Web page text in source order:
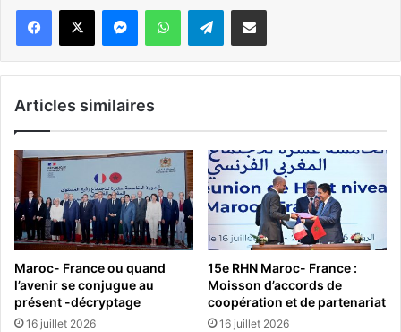
WhatsApp Telegram
Articles similaires
Maroc- France ou quand
l’avenir se conjugue au
présent -décryptage
16 juillet 2026
15e RHN Maroc- France :
Moisson d’accords de
coopération et de partenariat
16 juillet 2026